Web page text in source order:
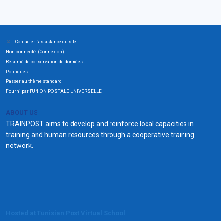
Contacter l’assistance du site
Non connecté. (Connexion)
Résumé de conservation de données
Politiques
Passer au thème standard
Fourni par l'UNION POSTALE UNIVERSELLE
ABOUT US
TRAINPOST aims to develop and reinforce local capacities in
training and human resources through a cooperative training
network.